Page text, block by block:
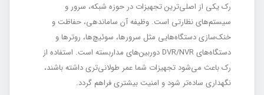
رک یکی از اصلی‌ترین تجهیزات در حوزه شبکه، سرور و
سیستم‌های نظارتی است. وظیفه آن ساماندهی، حفاظت و
خنک‌سازی دستگاه‌هایی مثل سرورها، سوئیچ‌ها، روترها و
دستگاه‌های DVR/NVR دوربین‌های مداربسته است. استفاده از
رک باعث می‌شود تجهیزات شما عمر طولانی‌تری داشته باشند،
نگهداری ساده‌تر شود و امنیت بیشتری فراهم گردد.